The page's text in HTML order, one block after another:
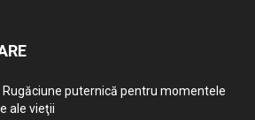
Rugăciune puternică pentru momentele
ale vieţii